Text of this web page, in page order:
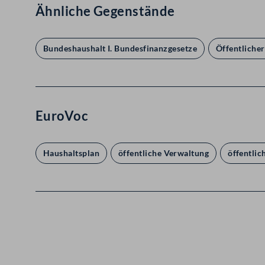
Ähnliche Gegenstände
Bundeshaushalt I. Bundesfinanzgesetze
EuroVoc
Haushaltsplan öffentliche Verwaltung